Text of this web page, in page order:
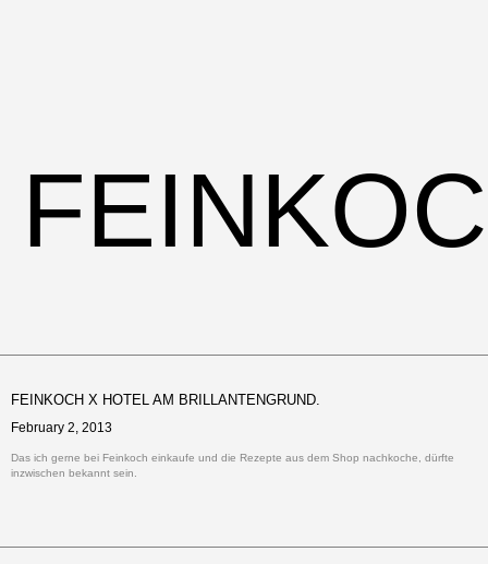
FEINKOCH X HOTEL AM BRILLANTENGRUND.
February 2, 2013
Das ich gerne bei Feinkoch einkaufe und die Rezepte aus dem Shop nachkoche, dürfte
inzwischen bekannt sein.